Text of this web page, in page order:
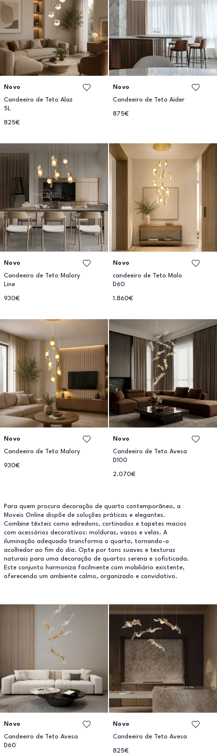
Novo
Candeeiro de Teto Alaz
5L
825€
Novo
Candeeiro de Teto Aider
875€
Novo
Candeeiro de Teto Malory
Line
930€
Novo
candeeiro de Teto Malo
D60
1.860€
Novo
Candeeiro de Teto Malory
930€
Novo
Candeeiro de Teto Avesa
D100
2.070€
Para quem procura decoração de quarto contemporâneo, a
Moveis Online dispõe de soluções práticas e elegantes.
Combine têxteis como edredons, cortinados e tapetes macios
com acessórios decorativos: molduras, vasos e velas. A
iluminação adequada transforma o quarto, tornando-o
acolhedor ao fim do dia. Opte por tons suaves e texturas
naturais para uma decoração de quartos serena e sofisticada.
Este conjunto harmoniza facilmente com mobiliário existente,
oferecendo um ambiente calmo, organizado e convidativo.
Novo
Candeeiro de Teto Avesa
D60
Novo
Candeeiro de Teto Avesa
825€